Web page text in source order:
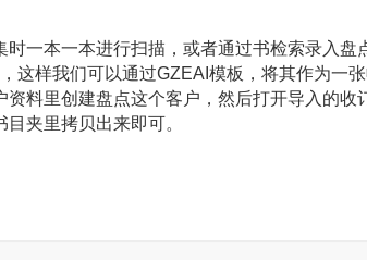
一本一本进行扫描，或者通过书检索录入盘
这样我们可以通过GZEAI模板，将其作为一
料里创建盘点这个客户，然后打开导入的收
夹里拷贝出来即可。